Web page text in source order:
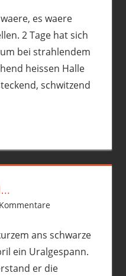
es waere
2 Tage hat sich
bei strahlendem
heissen Halle
schwitzend
,Fremdgebastelt
ans schwarze
ein Uralgespann.
er die